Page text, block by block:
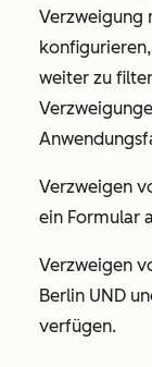
Verzweigung
weiter zu
Verzweigen
ein Formular
Verzweigen
Berlin UND
verfügen.